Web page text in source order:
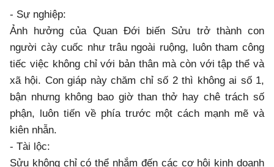
- Sự nghiệp:
Ảnh hưởng của Quan Đới biến Sửu trở thành con
người cày cuốc như trâu ngoài ruộng, luôn tham công
tiếc việc không chỉ với bản thân mà còn với tập thể và
xã hội. Con giáp này chăm chỉ số 2 thì không ai số 1,
bận nhưng không bao giờ than thở hay chê trách số
phận, luôn tiến về phía trước một cách mạnh mẽ và
kiên nhẫn.
- Tài lộc:
Sửu không chỉ có thể nhắm đến các cơ hội kinh doanh